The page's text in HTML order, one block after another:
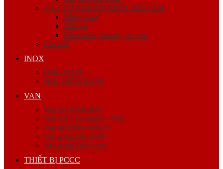
VẬT TƯ KHOAN NHỒI, SIÊU ÂM
Măng sông
Nắp bịt
Kẽm buộc, bulong, ốc viss
Cóc nối
INOX
ỐNG INOX
PHỤ KIỆN INOX
VAN
Van ren Minh Hòa
Van ren Giacomini – Italy
Van mặt bích Shin Yi
Van gang hàn Quốc
Van gang Đài Loan
THIẾT BỊ PCCC